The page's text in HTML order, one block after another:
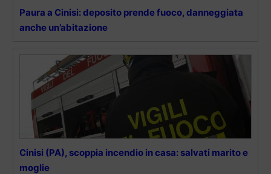
Paura a Cinisi: deposito prende fuoco, danneggiata
anche un’abitazione
Cinisi (PA), scoppia incendio in casa: salvati marito e
moglie